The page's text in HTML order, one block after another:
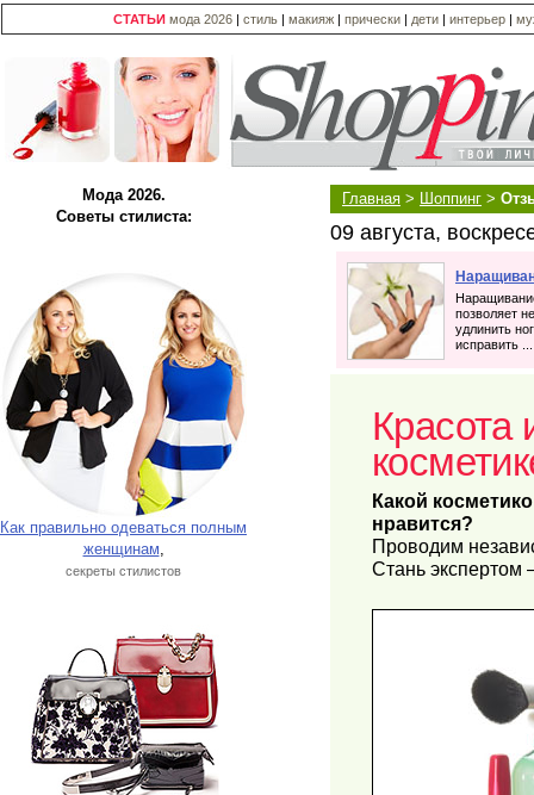
СТАТЬИ мода 2026 | стиль | макияж | прически | дети | интерьер |
Мода 2026.
Советы стилиста:
Как правильно одеваться полным
женщинам,
секреты стилистов
Главная > Шоппинг >
09 августа,
позволяет
удлинить
исправить ...
Красота
Какой
нравится?
Проводим
Стань